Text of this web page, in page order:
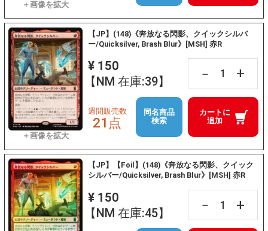
【JP】(148)《奔放なる閃影、クイックシルバ
ー/Quicksilver, Brash Blur》[MSH] 赤R
¥ 150
【NM 在庫:39】
－ +
カートに
追加
週間販売数
21点
同名商品
検索
【JP】【Foil】(148)《奔放なる閃影、クイック
シルバー/Quicksilver, Brash Blur》[MSH] 赤R
¥ 150
【NM 在庫:45】
－ +